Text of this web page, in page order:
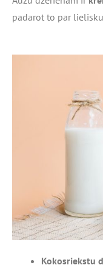
padarot to par
Kokosriekstu